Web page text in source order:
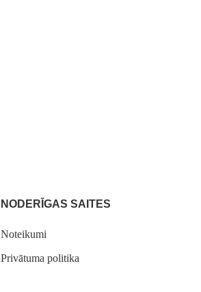
NODERĪGAS SAITES
Noteikumi
Privātuma politika